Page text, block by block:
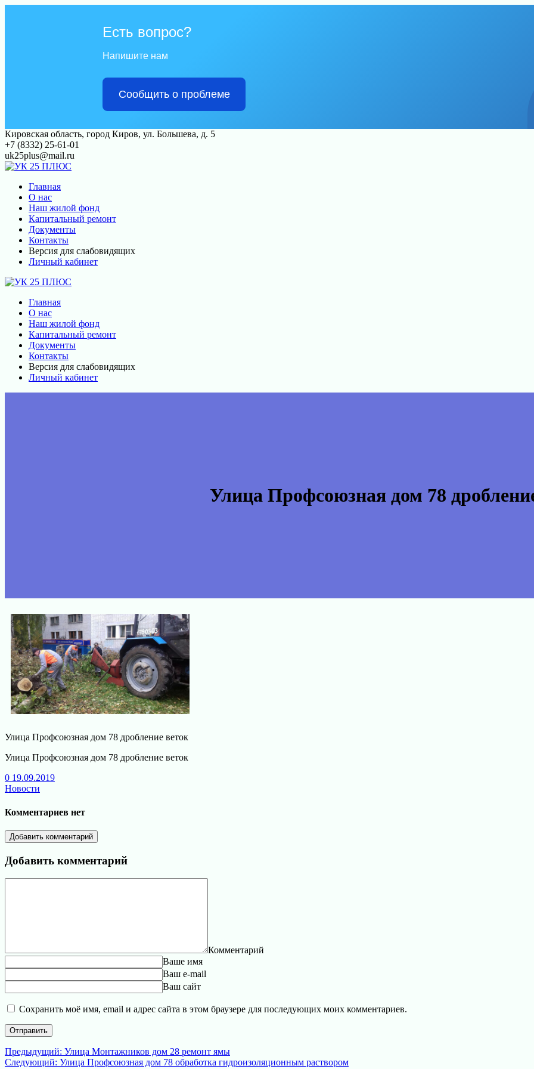
Есть вопрос?
Напишите нам
Сообщить о проблеме
Перейти
к
контенту
Кировская область, город Киров, ул. Большева, д. 5
+7 (8332) 25-61-01
uk25plus@mail.ru
Главная
О нас
Наш жилой фонд
Капитальный ремонт
Документы
Контакты
Версия для слабовидящих
Личный кабинет
Главная
О нас
Наш жилой фонд
Капитальный ремонт
Документы
Контакты
Версия для слабовидящих
Личный кабинет
Улица Профсоюзная дом 78
Улица Профсоюзная дом 78 дробление веток
Улица Профсоюзная дом 78 дробление веток
0 19.09.2019
Новости
Комментариев нет
Добавить комментарий
Добавить комментарий
Комментарий
Ваше имя
Ваш e-mail
Ваш сайт
Сохранить моё имя, email и адрес сайта в этом браузере для последующих моих комментариев.
Навигация
Предыдущий: Предыдущая
запись:
Улица Монтажников дом 28 ремонт ямы
Следующий: Следующая
Улица Профсоюзная дом 78 обработка гидроизоляционным раствором